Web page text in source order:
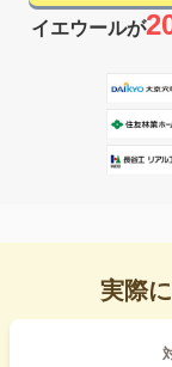
イエウールが
実際